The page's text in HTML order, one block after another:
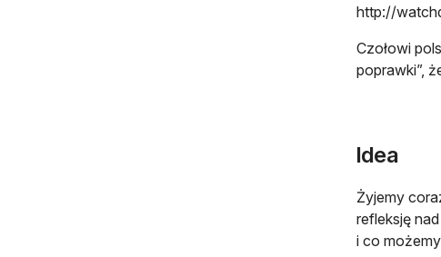
http://
Czołowi
poprawki”,
Idea
Żyjemy
refleksję
i co